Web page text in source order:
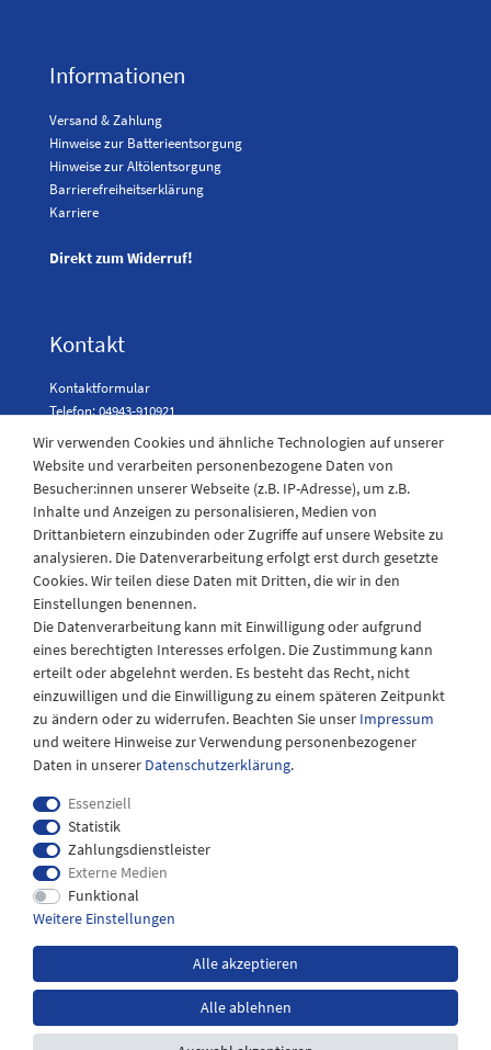
Informationen
Versand & Zahlung
Hinweise zur Batterieentsorgung
Hinweise zur Altölentsorgung
Barrierefreiheitserklärung
Karriere
Direkt zum Widerruf!
Kontakt
Kontaktformular
Telefon: 04943-910921
Laden Öffnungszeiten
Montag - Freitag
08:30 - 12:30 und 13.00 - 17.30 Uhr
Samstags
08:30 bis 12:30 Uhr
Impressum
Widerrufs­recht
Versandkosten
Wir verwenden Cookies und ähnliche Technologien auf unserer
Website und verarbeiten personenbezogene Daten von
Besucher:innen unserer Webseite (z.B. IP-Adresse), um z.B.
Inhalte und Anzeigen zu personalisieren, Medien von
Drittanbietern einzubinden oder Zugriffe auf unsere Website zu
analysieren. Die Datenverarbeitung erfolgt erst durch gesetzte
Cookies. Wir teilen diese Daten mit Dritten, die wir in den
Einstellungen benennen.
Die Datenverarbeitung kann mit Einwilligung oder aufgrund
eines berechtigten Interesses erfolgen. Die Zustimmung kann
erteilt oder abgelehnt werden. Es besteht das Recht, nicht
einzuwilligen und die Einwilligung zu einem späteren Zeitpunkt
zu ändern oder zu widerrufen. Beachten Sie unser Impressum
und weitere Hinweise zur Verwendung personenbezogener
Daten in unserer Daten­schutz­erklärung.
Essenziell
Statistik
Zahlungsdienstleister
Externe Medien
Funktional
Weitere Einstellungen
Alle akzeptieren
Alle ablehnen